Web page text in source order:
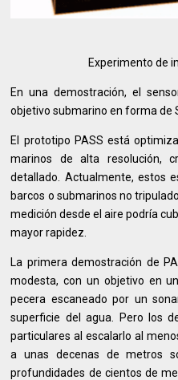
Experimento de
En una demostración, el
objetivo submarino en forma de
El prototipo PASS está
marinos de alta resolución,
detallado. Actualmente, estos
barcos o submarinos no
medición desde el aire podría
mayor rapidez.
La primera demostración de
modesta, con un objetivo en
pecera escaneado por un
superficie del agua. Pero los
particulares al escalarlo al
a unas decenas de metros
profundidades de cientos de